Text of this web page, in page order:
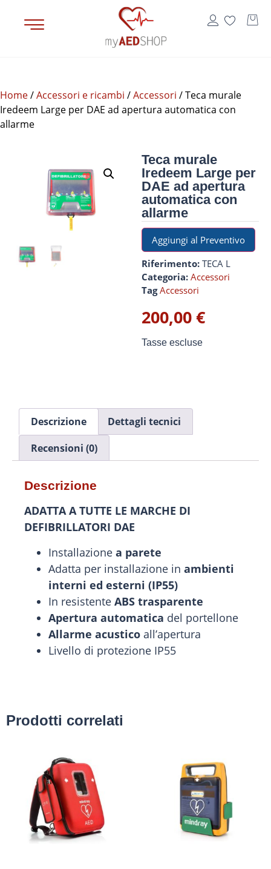
Home/Accessori e ricambi /Accessori / Teca murale
Iredeem Large per DAE ad apertura automatica con
allarme
Teca murale
Iredeem Large per
DAE ad apertura
automatica con
allarme
Aggiungi al Preventivo
Riferimento: TECA L
Categoria: Accessori
Tag Accessori
200,00€
Tasse escluse
Descrizione
Dettagli tecnici
Recensioni (0)
Descrizione
ADATTA A TUTTE LE MARCHE DI
DEFIBRILLATORI DAE
Installazione a parete
Adatta per installazione in ambienti
interni ed esterni (IP55)
In resistente ABS trasparente
Apertura automatica del portellone
Allarme acustico all’apertura
Livello di protezione IP55
Prodotti correlati